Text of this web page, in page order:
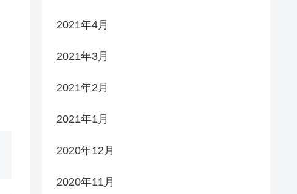
2021年4月
2021年3月
2021年2月
2021年1月
2020年12月
2020年11月